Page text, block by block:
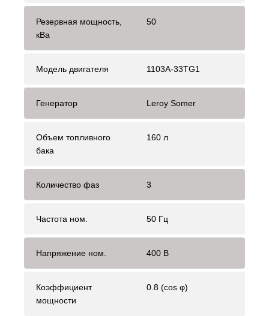
Резервная мощность,
кВа
50
Модель двигателя 1103A-33TG1
Генератор Leroy Somer
Объем топливного
бака
160 л
Количество фаз 3
Частота ном. 50 Гц
Напряжение ном. 400 В
Коэффициент
мощности
0.8 (cos φ)